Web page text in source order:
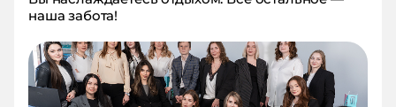
наша забота!